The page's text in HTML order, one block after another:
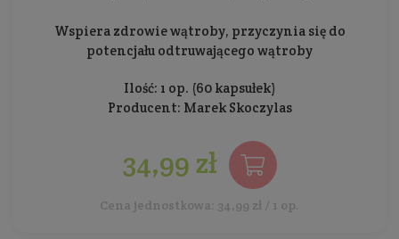
Wspiera zdrowie wątroby, przyczynia się do
potencjału odtruwającego wątroby
Ilość: 1 op. (60 kapsułek)
Producent: Marek Skoczylas
34,99 zł
Cena jednostkowa: 34,99 zł / 1 op.